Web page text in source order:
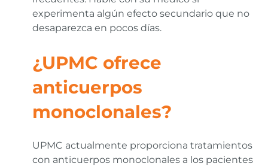
experimenta algún efecto secundario que no
desaparezca en pocos días.
¿UPMC ofrece
anticuerpos
monoclonales?
UPMC actualmente proporciona tratamientos
con anticuerpos monoclonales a los pacientes